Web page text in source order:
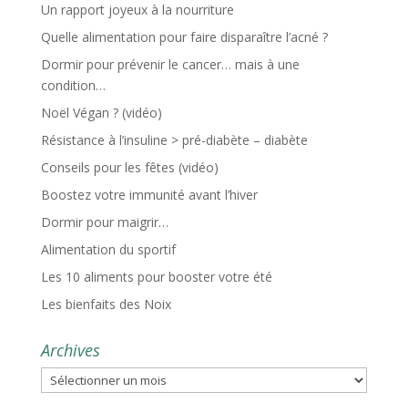
Un rapport joyeux à la nourriture
Quelle alimentation pour faire disparaître l’acné ?
Dormir pour prévenir le cancer… mais à une
condition…
Noël Végan ? (vidéo)
Résistance à l’insuline > pré-diabète – diabète
Conseils pour les fêtes (vidéo)
Boostez votre immunité avant l’hiver
Dormir pour maigrir…
Alimentation du sportif
Les 10 aliments pour booster votre été
Les bienfaits des Noix
Archives
Archives